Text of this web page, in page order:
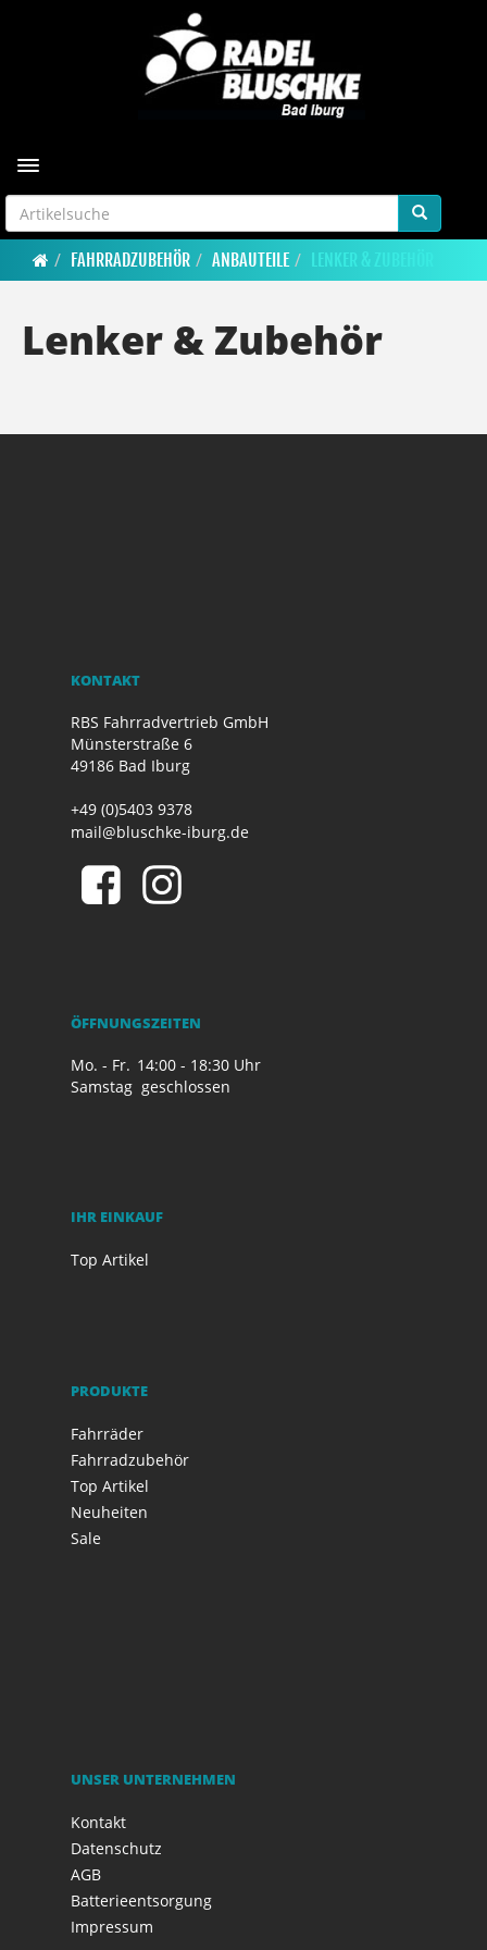
Toggle navigation
FAHRRADZUBEHÖR ANBAUTEILE LENKER & ZUBEHÖR
Lenker & Zubehör
KONTAKT
RBS Fahrradvertrieb GmbH
Münsterstraße 6
49186 Bad Iburg
+49 (0)5403 9378
mail@bluschke-iburg.de
ÖFFNUNGSZEITEN
Mo. - Fr. 14:00 - 18:30 Uhr
Samstag geschlossen
IHR EINKAUF
Top Artikel
PRODUKTE
Fahrräder
Fahrradzubehör
Top Artikel
Neuheiten
Sale
UNSER UNTERNEHMEN
Kontakt
Datenschutz
AGB
Batterieentsorgung
Impressum